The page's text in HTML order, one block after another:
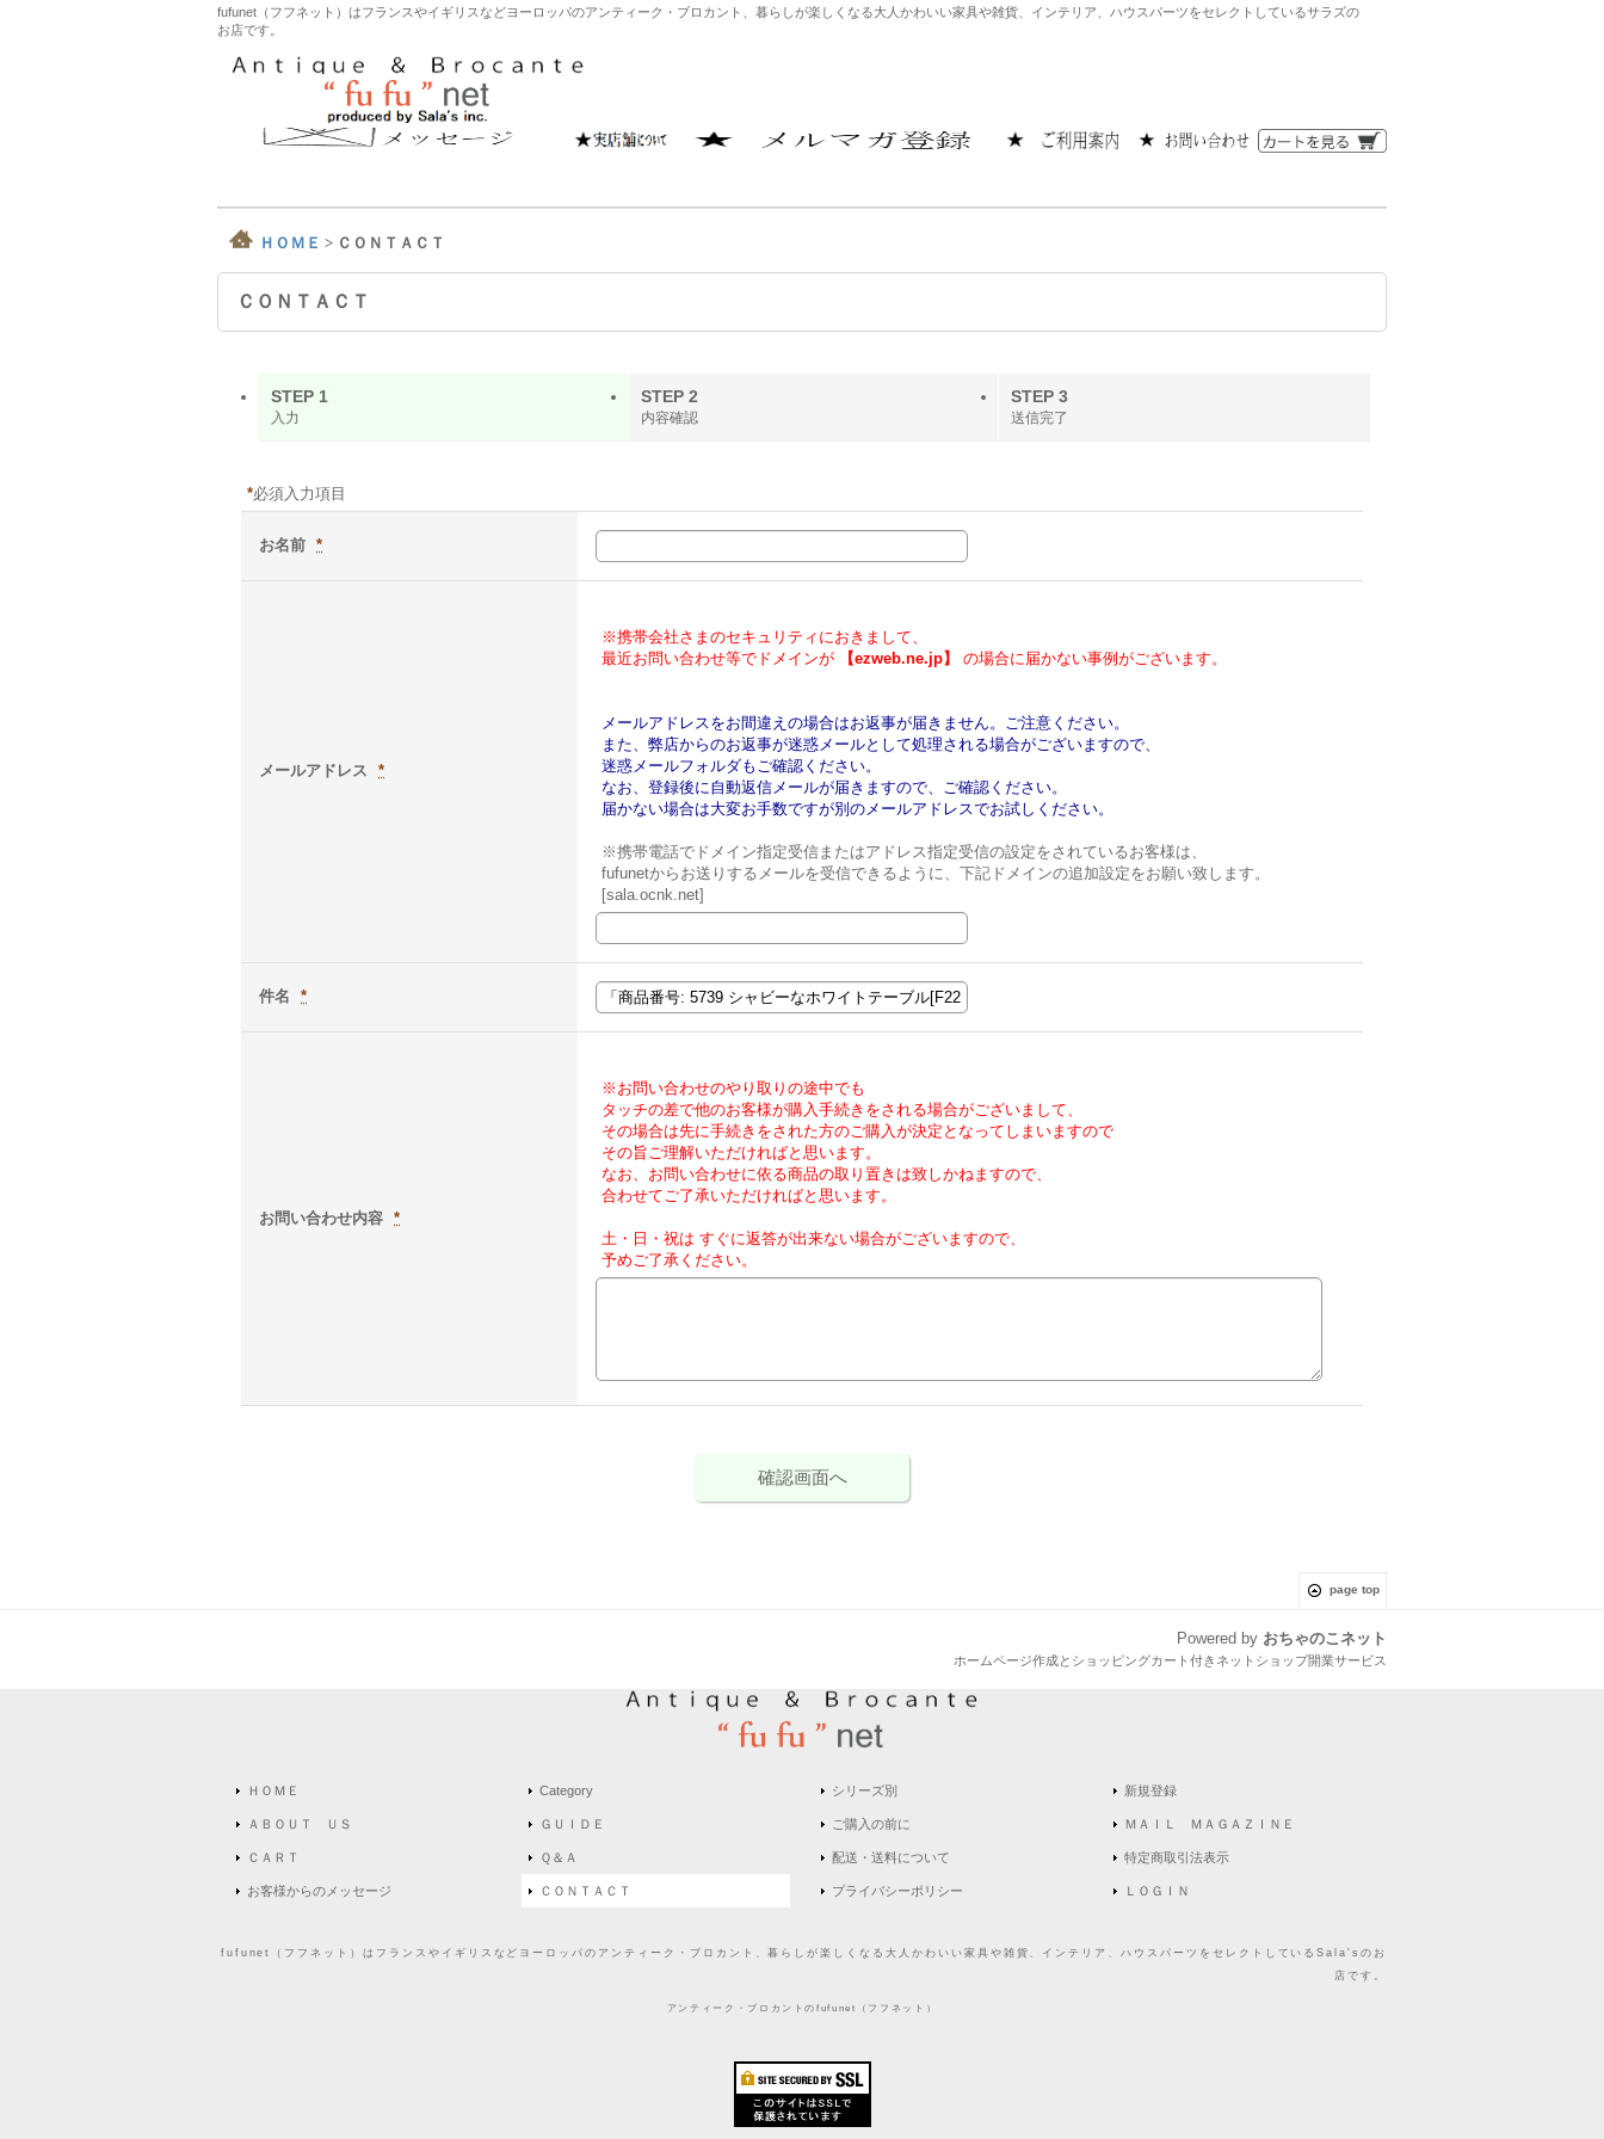
fufunet（フフネット）はフランスやイギリスなどヨーロッパのアンティーク・ブロカント、暮らしが楽しくなる大人かわいい家具や雑貨、インテリア、ハウスパーツをセレクトしているサラズの
お店です。
ＨＯＭＥ > ＣＯＮＴＡＣＴ
ＣＯＮＴＡＣＴ
STEP 1
入力
STEP 2
内容確認
STEP 3
送信完了
*必須入力項目
お名前 *
メールアドレス *
※携帯会社さまのセキュリティにおきまして、
最近お問い合わせ等でドメインが
【ezweb.ne.jp】 の場合に届かない事例がございます。
メールアドレスをお間違えの場合はお返事が届きません。ご注意ください。
また、弊店からのお返事が迷惑メールとして処理される場合がございますので、
迷惑メールフォルダもご確認ください。
なお、登録後に自動返信メールが届きますので、ご確認ください。
届かない場合は大変お手数ですが別のメールアドレスでお試しください。
※携帯電話でドメイン指定受信またはアドレス指定受信の設定をされているお客様は、
fufunetからお送りするメールを受信できるように、下記ドメインの追加設定をお願い致します。
[sala.ocnk.net]
件名 *
お問い合わせ内容 *
※お問い合わせのやり取りの途中でも
タッチの差で他のお客様が購入手続きをされる場合がございまして、
その場合は先に手続きをされた方のご購入が決定となってしまいますので
その旨ご理解いただければと思います。
なお、お問い合わせに依る商品の取り置きは致しかねますので、
合わせてご了承いただければと思います。
土・日・祝は すぐに返答が出来ない場合がございますので、
予めご了承ください。
page top
Powered by おちゃのこネット
ホームページ作成とショッピングカート付きネットショップ開業サービス
ＨＯＭＥ
ＡＢＯＵＴ ＵＳ
ＣＡＲＴ
お客様からのメッセージ
Category
ＧＵＩＤＥ
Ｑ＆Ａ
ＣＯＮＴＡＣＴ
シリーズ別
ご購入の前に
配送・送料について
プライバシーポリシー
新規登録
ＭＡＩＬ ＭＡＧＡＺＩＮＥ
特定商取引法表示
ＬＯＧＩＮ
fufunet（フフネット）はフランスやイギリスなどヨーロッパのアンティーク・ブロカント、暮らしが楽しくなる大人かわいい家具や雑貨、インテリア、ハウスパーツをセレクトしているSala'sのお
店です。
アンティーク・ブロカントのfufunet（フフネット）